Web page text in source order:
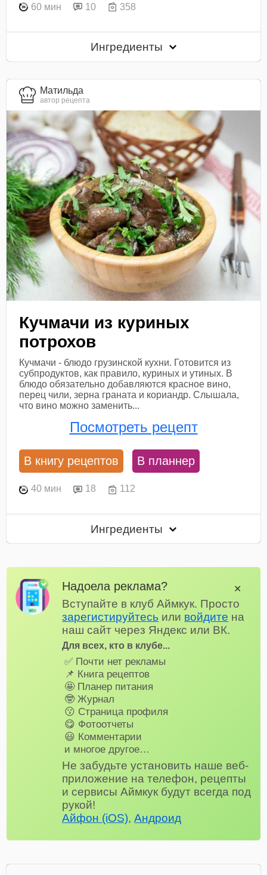
60 мин 10 358
Ингредиенты
Матильда
автор рецепта
Кучмачи из куриных
потрохов
Кучмачи - блюдо грузинской кухни. Готовится из
субпродуктов, как правило, куриных и утиных. В
блюдо обязательно добавляются красное вино,
перец чили, зерна граната и кориандр. Слышала,
что вино можно заменить...
Посмотреть рецепт
В книгу рецептов В планнер
40 мин 18 112
Ингредиенты
Надоела реклама?
Вступайте в клуб Аймкук. Просто
зарегистируйтесь или войдите на
наш сайт через Яндекс или ВК.
Для всех, кто в клубе...
✅ Почти нет рекламы
📌 Книга рецептов
🤩 Планер питания
🤓 Журнал
😗 Страница профиля
😋 Фотоотчеты
😃 Комментарии
и многое другое…
Не забудьте установить наше веб-
приложение на телефон, рецепты
и сервисы Аймкук будут всегда под
рукой!
Айфон (iOS),Андроид
✕